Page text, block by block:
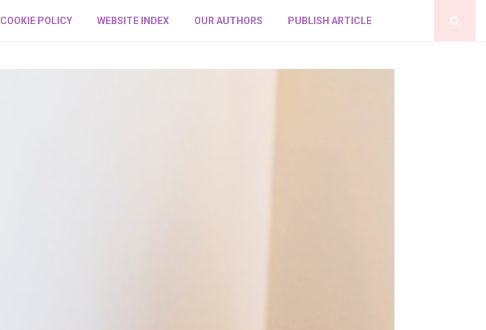
COOKIE POLICY WEBSITE INDEX OUR AUTHORS PUBLISH ARTICLE